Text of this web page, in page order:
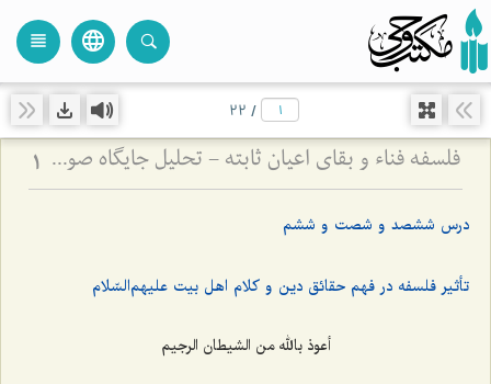
language
view_headline
/
22
فلسفه فناء و بقای اعیان ثابته - تحلیل جایگاه صورت نوعیه در سیر تکاملی انسان 1
درس ششصد و شصت و ششم
تأثیر فلسفه در فهم حقائق دین و کلام اهل بیت علیهم‌السّلام
أعوذ بالله من الشیطان الرجیم